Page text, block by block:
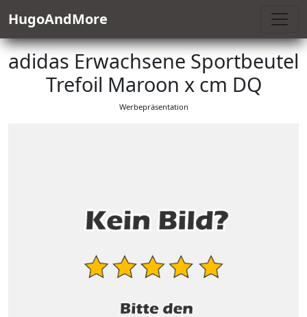
HugoAndMore
adidas Erwachsene Sportbeutel
Trefoil Maroon x cm DQ
Werbepräsentation